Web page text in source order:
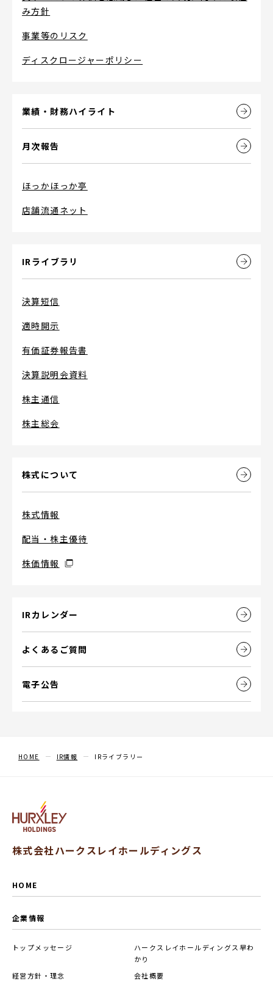
み方針
事業等のリスク
ディスクロージャーポリシー
業績・財務ハイライト
月次報告
ほっかほっか亭
店舗流通ネット
IRライブラリ
決算短信
適時開示
有価証券報告書
決算説明会資料
株主通信
株主総会
株式について
株式情報
配当・株主優待
株価情報
IRカレンダー
よくあるご質問
電子公告
HOME IR情報 IRライブラリー
株式会社ハークスレイホールディングス
HOME
企業情報
トップメッセージ
ハークスレイホールディングス早わ
かり
経営方針・理念
会社概要